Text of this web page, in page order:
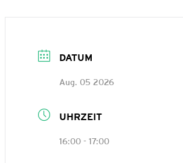
DATUM
Aug. 05 2026
UHRZEIT
16:00 - 17:00